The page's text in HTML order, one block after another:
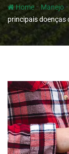
Home- Manejo -
principais doenças